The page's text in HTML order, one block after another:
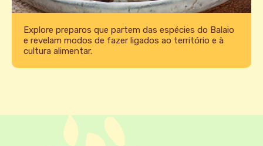
Explore preparos que partem das espécies do Balaio
e revelam modos de fazer ligados ao território e à
cultura alimentar.